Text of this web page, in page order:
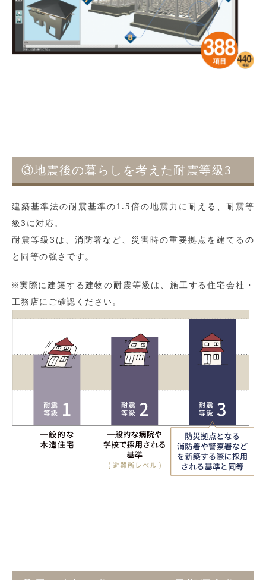
③地震後の暮らしを考えた耐震等級3
建築基準法の耐震基準の1.5倍の地震力に耐える、耐震等
級3に対応。
耐震等級3は、消防署など、災害時の重要拠点を建てるの
と同等の強さです。
※実際に建築する建物の耐震等級は、施工する住宅会社・
工務店にご確認ください。